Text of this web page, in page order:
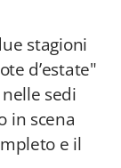
stagioni
d’estate"
sedi
in scena
e il